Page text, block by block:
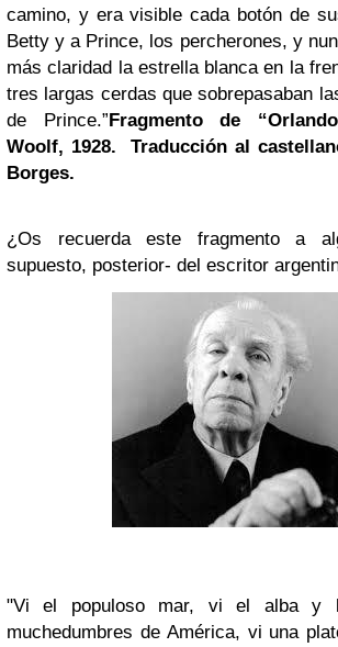
camino, y era visible cada botón de
Betty y a Prince, los percherones, y
más claridad la estrella blanca en la
tres largas cerdas que sobrepasaban
de Prince.”Fragmento de
Woolf, 1928. Traducción al
Borges.
¿Os recuerda este fragmento a
supuesto, posterior- del escritor
"Vi el populoso mar, vi el alba y
muchedumbres de América, vi una